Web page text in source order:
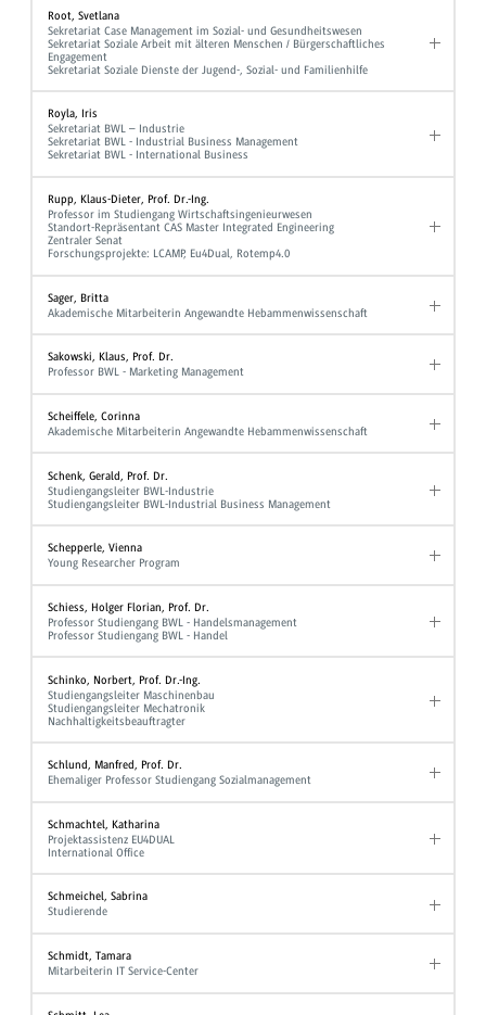
Root, Svetlana
Sekretariat Case Management im Sozial- und Gesundheitswesen
Sekretariat Soziale Arbeit mit älteren Menschen / Bürgerschaftliches
Engagement
Sekretariat Soziale Dienste der Jugend-, Sozial- und Familienhilfe
Royla, Iris
Sekretariat BWL – Industrie
Sekretariat BWL - Industrial Business Management
Sekretariat BWL - International Business
Rupp, Klaus-Dieter, Prof. Dr.-Ing.
Professor im Studiengang Wirtschaftsingenieurwesen
Standort-Repräsentant CAS Master Integrated Engineering
Zentraler Senat
Forschungsprojekte: LCAMP, Eu4Dual, Rotemp4.0
Sager, Britta
Akademische Mitarbeiterin Angewandte Hebammenwissenschaft
Sakowski, Klaus, Prof. Dr.
Professor BWL - Marketing Management
Scheiffele, Corinna
Akademische Mitarbeiterin Angewandte Hebammenwissenschaft
Schenk, Gerald, Prof. Dr.
Studiengangsleiter BWL-Industrie
Studiengangsleiter BWL-Industrial Business Management
Schepperle, Vienna
Young Researcher Program
Schiess, Holger Florian, Prof. Dr.
Professor Studiengang BWL - Handelsmanagement
Professor Studiengang BWL - Handel
Schinko, Norbert, Prof. Dr.-Ing.
Studiengangsleiter Maschinenbau
Studiengangsleiter Mechatronik
Nachhaltigkeitsbeauftragter
Schlund, Manfred, Prof. Dr.
Ehemaliger Professor Studiengang Sozialmanagement
Schmachtel, Katharina
Projektassistenz EU4DUAL
International Office
Schmeichel, Sabrina
Studierende
Schmidt, Tamara
Mitarbeiterin IT Service-Center